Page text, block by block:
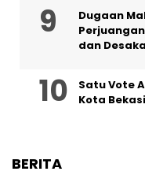
‎Dugaan
dan
Satu Vote
Kota
BERITA